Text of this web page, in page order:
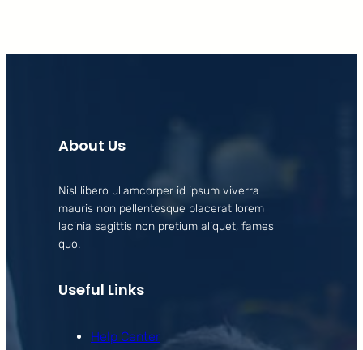
About Us
Nisl libero ullamcorper id ipsum viverra
mauris non pellentesque placerat lorem
lacinia sagittis non pretium aliquet, fames
quo.
Useful Links
Help Center